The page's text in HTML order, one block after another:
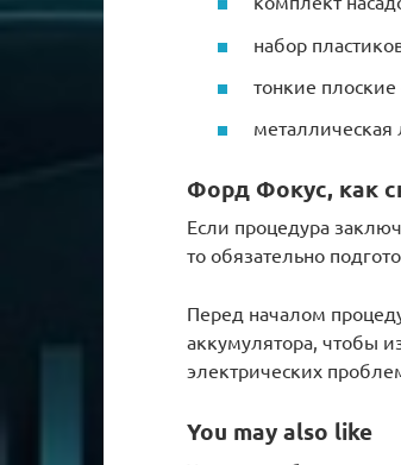
набор
тонкие плоские
металлическая
Форд Фокус, как
Если процедура
то обязательно
Перед началом
аккумулятора, чтобы
электрических
You may also like